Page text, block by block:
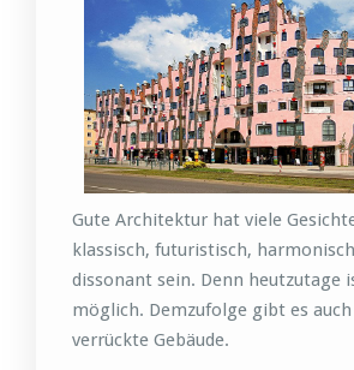
Gute Architektur hat viele
klassisch, futuristisch,
dissonant sein. Denn heutzutage
möglich. Demzufolge gibt es
verrückte Gebäude.